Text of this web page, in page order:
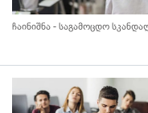
ჩაინიშნა - საგამოცდო